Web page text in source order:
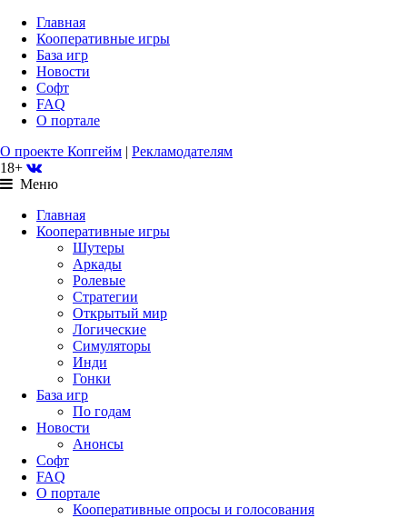
Главная
Кооперативные игры
База игр
Новости
Софт
FAQ
О портале
О проекте Копгейм | Рекламодателям
18+
Меню
Главная
Кооперативные игры
Шутеры
Аркады
Ролевые
Стратегии
Открытый мир
Логические
Симуляторы
Инди
Гонки
База игр
По годам
Новости
Анонсы
Софт
FAQ
О портале
Кооперативные опросы и голосования